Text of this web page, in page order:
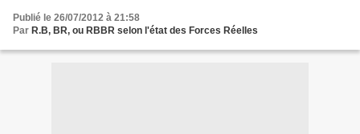
Publié le 26/07/2012 à 21:58
Par R.B, BR, ou RBBR selon l'état des Forces Réelles